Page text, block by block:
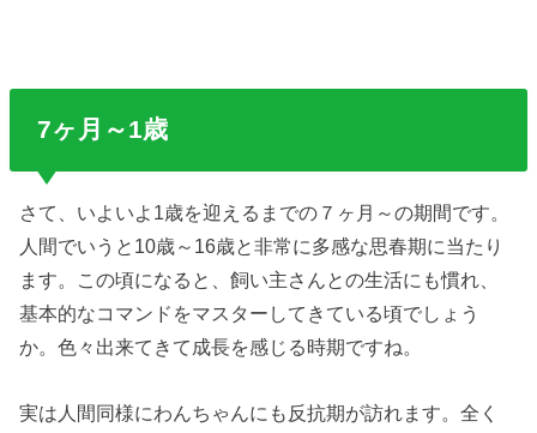
7ヶ月～1歳
さて、いよいよ1歳を迎えるまでの７ヶ月～の期間です。
人間でいうと10歳～16歳と非常に多感な思春期に当たり
ます。この頃になると、飼い主さんとの生活にも慣れ、
基本的なコマンドをマスターしてきている頃でしょう
か。色々出来てきて成長を感じる時期ですね。
実は人間同様にわんちゃんにも反抗期が訪れます。全く